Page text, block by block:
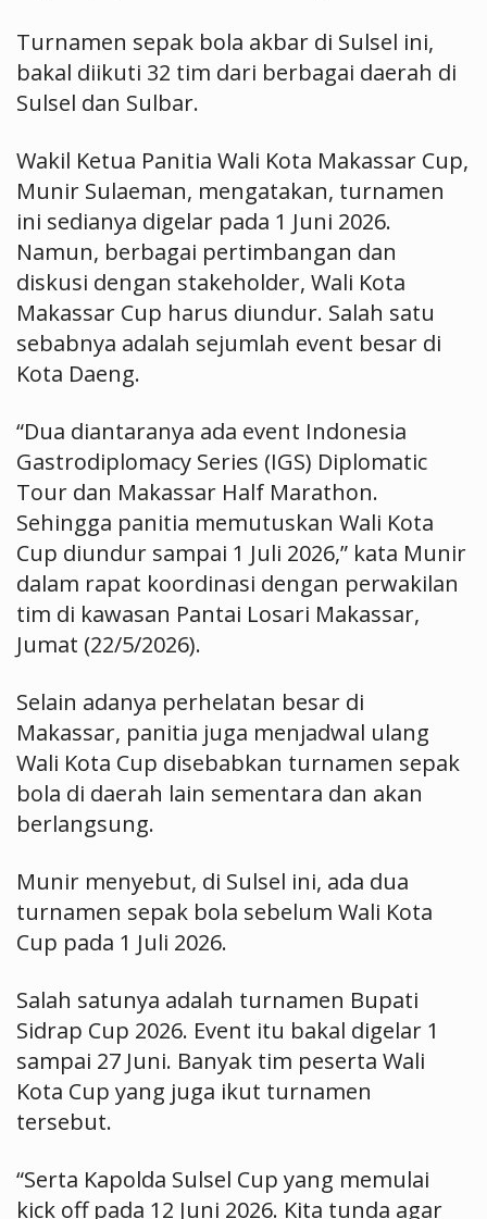
Turnamen sepak bola akbar di Sulsel ini,
bakal diikuti 32 tim dari berbagai daerah di
Sulsel dan Sulbar.
Wakil Ketua Panitia Wali Kota Makassar Cup,
Munir Sulaeman, mengatakan, turnamen
ini sedianya digelar pada 1 Juni 2026.
Namun, berbagai pertimbangan dan
diskusi dengan stakeholder, Wali Kota
Makassar Cup harus diundur. Salah satu
sebabnya adalah sejumlah event besar di
Kota Daeng.
“Dua diantaranya ada event Indonesia
Gastrodiplomacy Series (IGS) Diplomatic
Tour dan Makassar Half Marathon.
Sehingga panitia memutuskan Wali Kota
Cup diundur sampai 1 Juli 2026,” kata Munir
dalam rapat koordinasi dengan perwakilan
tim di kawasan Pantai Losari Makassar,
Jumat (22/5/2026).
Selain adanya perhelatan besar di
Makassar, panitia juga menjadwal ulang
Wali Kota Cup disebabkan turnamen sepak
bola di daerah lain sementara dan akan
berlangsung.
Munir menyebut, di Sulsel ini, ada dua
turnamen sepak bola sebelum Wali Kota
Cup pada 1 Juli 2026.
Salah satunya adalah turnamen Bupati
Sidrap Cup 2026. Event itu bakal digelar 1
sampai 27 Juni. Banyak tim peserta Wali
Kota Cup yang juga ikut turnamen
tersebut.
“Serta Kapolda Sulsel Cup yang memulai
kick off pada 12 Juni 2026. Kita tunda agar